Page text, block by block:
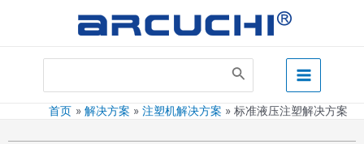
Main
Menu
首页 解决方案 注塑机解决方案 标准液压注塑解决方案